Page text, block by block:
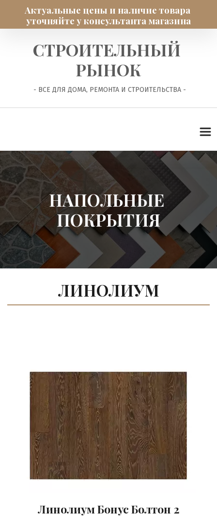
Актуальные цены и наличие товара
уточняйте у консультанта магазина
СТРОИТЕЛЬНЫЙ
РЫНОК
- ВСЕ ДЛЯ ДОМА, РЕМОНТА И СТРОИТЕЛЬСТВА -
НАПОЛЬНЫЕ
ПОКРЫТИЯ
ЛИНОЛИУМ
Линолиум Бонус Болтон 2